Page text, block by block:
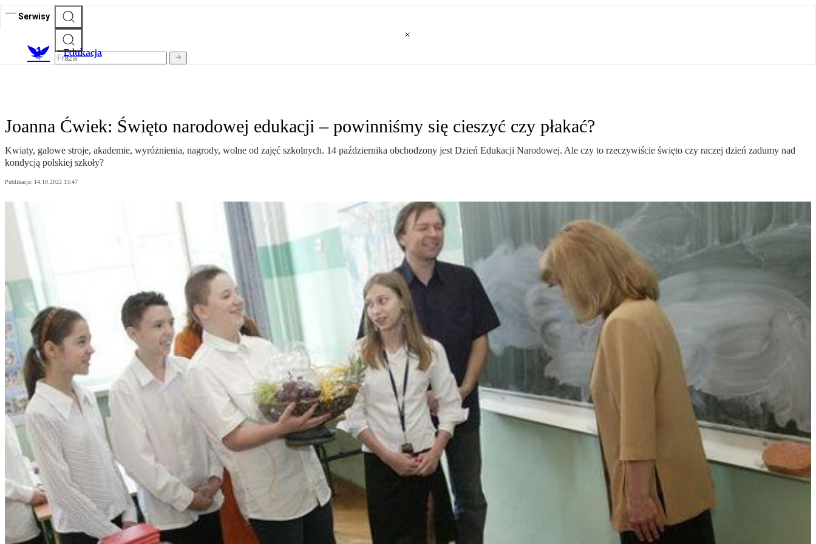
Serwisy
Edukacja
Joanna Ćwiek: Święto narodowej edukacji – powinniśmy się cieszyć czy płakać?
Kwiaty, galowe stroje, akademie, wyróżnienia, nagrody, wolne od zajęć szkolnych. 14 października obchodzony jest Dzień Edukacji Narodowej. Ale czy to rzeczywiście święto czy raczej dzień zadumy nad
kondycją polskiej szkoły?
Publikacja: 14.10.2022 13:47